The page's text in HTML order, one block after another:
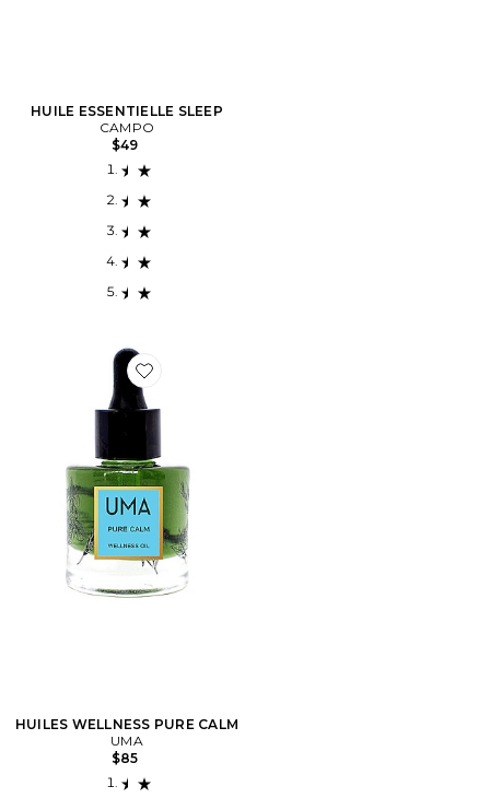
HUILE ESSENTIELLE SLEEP
CAMPO
$49
Favorite HUILES WELLNESS PURE CALM
HUILES WELLNESS PURE CALM
UMA
$85